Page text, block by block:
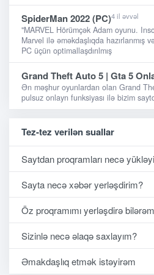
SpiderMan 2022 (PC)4 il əvvəl
"MARVEL Hörümçək Adam oyunu.
Marvel ilə əməkdaşlıqda hazırlanmış
PC üçün optimallaşdırılmış
Grand Theft Auto 5 | Gta 5
Ən məşhur oyunlardan olan Grand
pulsuz onlayn funksiyası ilə bizim
Tez-tez verilən suallar
Saytdan proqramları necə
Sayta necə xəbər yerləşdirim?
Öz proqramımı yerləşdirə
Sizinlə necə əlaqə saxlayım?
Əmakdaşlıq etmək istəyirəm